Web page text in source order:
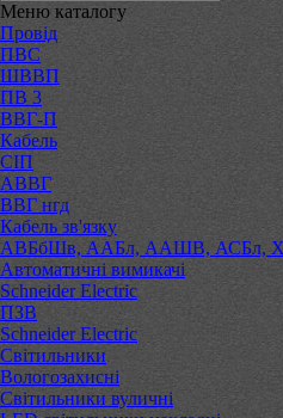
Меню каталогу
Провід
ПВС
ШВВП
ПВ 3
ВВГ-П
Кабель
СІП
АВВГ
ВВГ нгд
Кабель зв'язку
АВБбШв, ААБл, ААШВ, АСБл,
Автоматичні вимикачі
Schneider Electric
ПЗВ
Schneider Electric
Світильники
Вологозахисні
Світильники вуличні